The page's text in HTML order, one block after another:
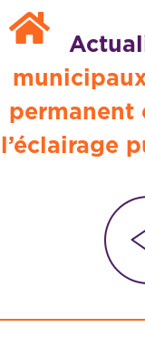
Passer au
l’éclairage